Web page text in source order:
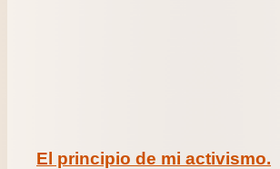
El principio de mi activismo.